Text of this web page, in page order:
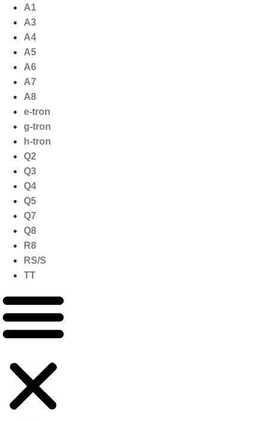
naar
inhoud
A1
A3
A4
A5
A6
A7
A8
e-tron
g-tron
h-tron
Q2
Q3
Q4
Q5
Q7
Q8
R8
RS/S
TT